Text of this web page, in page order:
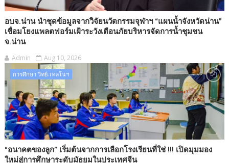
อบจ.น่าน นำชุดข้อมูลจากวิจัยนวัตกรรมจุฬาฯ “แผนน้ำจังหวัดน่าน”
เชื่อมโยงแพลตฟอร์มเฝ้าระวังเตือนภัยบริหารจัดการน้ำชุมชน​
จ.น่าน
Admin Aug 10, 2026
การศึกษา วิทย์-เทคโนฯ
“อนาคตของลูก” เริ่มต้นจากการเลือกโรงเรียนที่ใช่ !!! เปิดมุมมอง
ใหม่สู่การศึกษาระดับมัธยมในประเทศจีน